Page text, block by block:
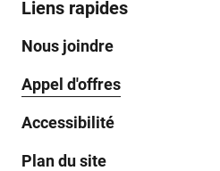
Liens rapides
Nous joindre
Appel d'offres
Accessibilité
Plan du site